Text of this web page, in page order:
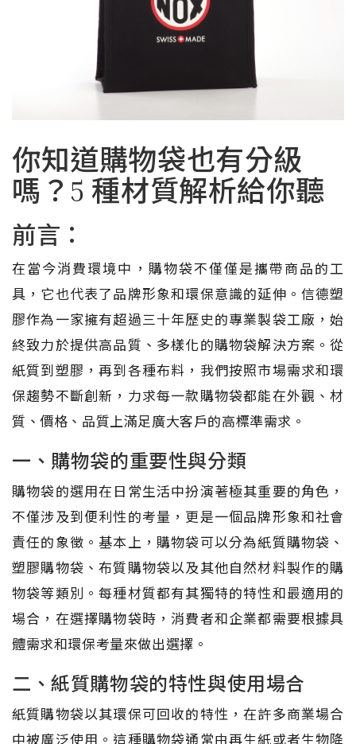
你知道購物袋也有分級
嗎？5 種材質解析給你聽
前言：
在當今消費環境中，購物袋不僅僅是攜帶商品的工
具，它也代表了品牌形象和環保意識的延伸。信德塑
膠作為一家擁有超過三十年歷史的專業製袋工廠，始
終致力於提供高品質、多樣化的購物袋解決方案。從
紙質到塑膠，再到各種布料，我們按照市場需求和環
保趨勢不斷創新，力求每一款購物袋都能在外觀、材
質、價格、品質上滿足廣大客戶的高標準需求。
一、購物袋的重要性與分類
購物袋的選用在日常生活中扮演著極其重要的角色，
不僅涉及到便利性的考量，更是一個品牌形象和社會
責任的象徵。基本上，購物袋可以分為紙質購物袋、
塑膠購物袋、布質購物袋以及其他自然材料製作的購
物袋等類別。每種材質都有其獨特的特性和最適用的
場合，在選擇購物袋時，消費者和企業都需要根據具
體需求和環保考量來做出選擇。
二、紙質購物袋的特性與使用場合
紙質購物袋以其環保可回收的特性，在許多商業場合
中被廣泛使用。這種購物袋通常由再生紙或者生物降